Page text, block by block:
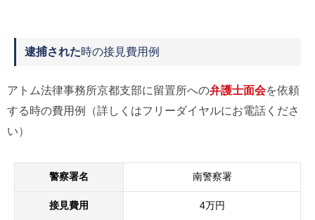
逮捕された時の接見費用例
アトム法律事務所京都支部に留置所への弁護士面会を依頼
する時の費用例（詳しくはフリーダイヤルにお電話くださ
い）
警察署名 南警察署
接見費用 4万円